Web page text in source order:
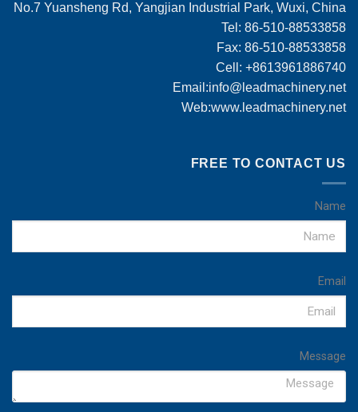
No.7 Yuansheng Rd, Yangjian Industrial Park, Wuxi, China
Tel: 86-510-88533858
Fax: 86-510-88533858
Cell: +8613961886740
Email:info@leadmachinery.net
Web:www.leadmachinery.net
FREE TO CONTACT US
Name
Email
Message